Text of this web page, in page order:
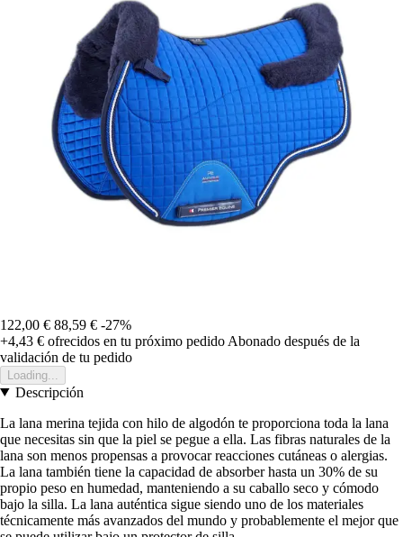
122,00 € 88,59 € -27%
+4,43 € ofrecidos en tu próximo pedido Abonado después de la
validación de tu pedido
Loading...
Descripción
La lana merina tejida con hilo de algodón te proporciona toda la lana
que necesitas sin que la piel se pegue a ella. Las fibras naturales de la
lana son menos propensas a provocar reacciones cutáneas o alergias.
La lana también tiene la capacidad de absorber hasta un 30% de su
propio peso en humedad, manteniendo a su caballo seco y cómodo
bajo la silla. La lana auténtica sigue siendo uno de los materiales
técnicamente más avanzados del mundo y probablemente el mejor que